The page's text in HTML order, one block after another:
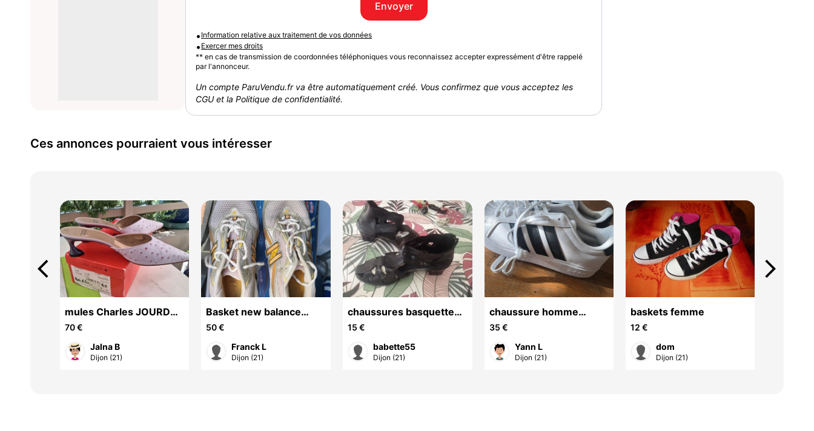
Envoyer
• Information relative aux traitement de vos données
• Exercer mes droits
** en cas de transmission de coordonnées téléphoniques vous reconnaissez accepter expressément d'être rappelé
par l'annonceur.
Un compte ParuVendu.fr va être automatiquement créé. Vous confirmez que vous acceptez les
CGU et la Politique de confidentialité.
Ces annonces pourraient vous intéresser
mules Charles JOURDAN
taille 40 état neuf en cuir
d'autruche
70 €
Jalna B
Dijon (21)
Basket new balance
taille 43
50 €
Franck L
Dijon (21)
chaussures basquettes
femme
15 €
babette55
Dijon (21)
chaussure homme
adidas taille 43
35 €
Yann L
Dijon (21)
baskets femme
12 €
dom
Dijon (21)
arrow_back_ios arrow_forward_ios